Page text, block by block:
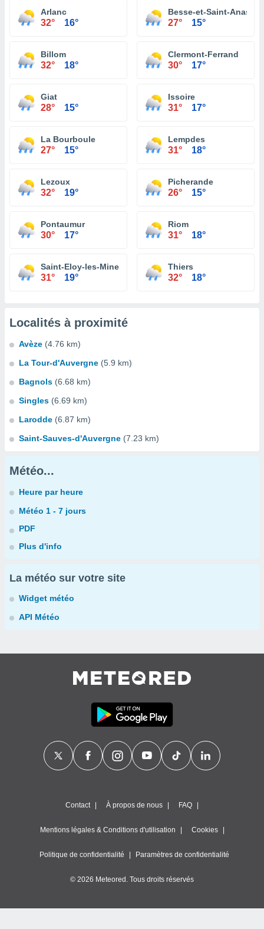
Arlanc
32° 16°
Besse-et-Saint-
27° 15°
Billom
32° 18°
Clermont-Ferrand
30° 17°
Giat
28° 15°
Issoire
31° 17°
La Bourboule
27° 15°
Lempdes
31° 18°
Lezoux
32° 19°
Picherande
26° 15°
Pontaumur
30° 17°
Riom
31° 18°
Saint-Eloy-les-Mines
31° 19°
Thiers
32° 18°
Localités à proximité
Avèze (4.76 km)
La Tour-d'Auvergne (5.9 km)
Bagnols (6.68 km)
Singles (6.69 km)
Larodde (6.87 km)
Saint-Sauves-d'Auvergne (7.23 km)
Météo...
Heure par heure
Météo 1 - 7 jours
PDF
Plus d'info
La météo sur votre site
Widget météo
API Météo
Contact À propos de nous FAQ
Mentions légales & Conditions d'utilisation Cookies
Politique de confidentialité Paramètres de confidentialité
© 2026 Meteored. Tous droits réservés